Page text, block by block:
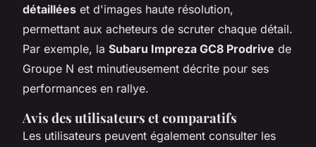
détaillées et d'images haute résolution,
permettant aux acheteurs de scruter chaque détail.
Par exemple, la Subaru Impreza GC8 Prodrive de
Groupe N est minutieusement décrite pour ses
performances en rallye.
Avis des utilisateurs et comparatifs
Les utilisateurs peuvent également consulter les